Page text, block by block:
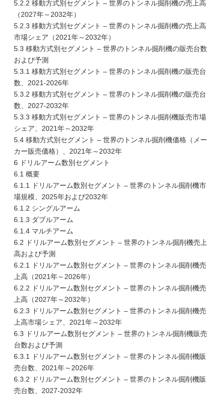
5.2.2 移動方式別セグメント – 世界のトンネル掘削機の売上高
（2027年～2032年）
5.2.3 移動方式別セグメント – 世界のトンネル掘削機の売上高
市場シェア（2021年～2032年）
5.3 移動方式別セグメント – 世界のトンネル掘削機の販売台数
および予測
5.3.1 移動方式別セグメント – 世界のトンネル掘削機の販売台
数、2021-2026年
5.3.2 移動方式別セグメント – 世界のトンネル掘削機の販売台
数、2027-2032年
5.3.3 移動方式別セグメント – 世界のトンネル掘削機販売市場
シェア、2021年～2032年
5.4 移動方式別セグメント – 世界のトンネル掘削機価格（メー
カー販売価格）、2021年～2032年
6 ドリルアーム数別セグメント
6.1 概要
6.1.1 ドリルアーム数別セグメント – 世界のトンネル掘削機市
場規模、2025年および2032年
6.1.2 シングルアーム
6.1.3 ダブルアーム
6.1.4 マルチアーム
6.2 ドリルアーム数別セグメント – 世界のトンネル掘削機売上
高および予測
6.2.1 ドリルアーム数別セグメント – 世界のトンネル掘削機売
上高（2021年～2026年）
6.2.2 ドリルアーム数別セグメント – 世界のトンネル掘削機売
上高（2027年～2032年）
6.2.3 ドリルアーム数別セグメント – 世界のトンネル掘削機売
上高市場シェア、2021年～2032年
6.3 ドリルアーム数別セグメント – 世界のトンネル掘削機販売
台数および予測
6.3.1 ドリルアーム数別セグメント – 世界のトンネル掘削機販
売台数、2021年～2026年
6.3.2 ドリルアーム数別セグメント – 世界のトンネル掘削機販
売台数、2027-2032年